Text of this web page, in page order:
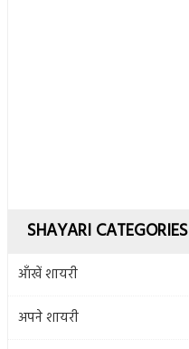
SHAYARI CATEGORIES
आँखें शायरी
अपने शायरी